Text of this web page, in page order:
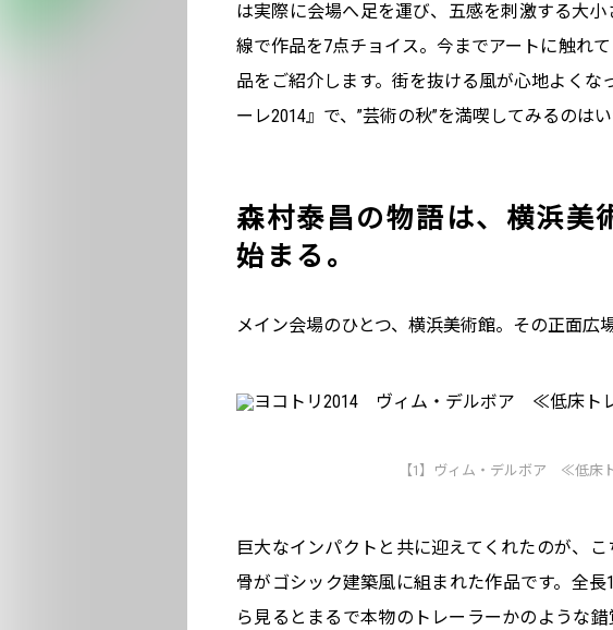
は実際に会場へ足を運び、五感を刺激する大
線で作品を7点チョイス。今までアートに触れ
品をご紹介します。街を抜ける風が心地よくな
ーレ2014』で、”芸術の秋”を満喫してみるのは
森村泰昌の物語は、横浜美
始まる。
メイン会場のひとつ、横浜美術館。その正面広
【1】ヴィム・デルボア ≪低床
巨大なインパクトと共に迎えてくれたのが、
骨がゴシック建築風に組まれた作品です。全
ら見るとまるで本物のトレーラーかのような